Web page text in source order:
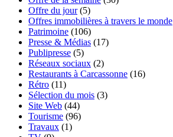
Offre du jour(5)
Offres immobilières à travers le monde
Patrimoine (106)
Presse & Médias (17)
Publipresse (5)
Réseaux sociaux (2)
Restaurants à Carcassonne (16)
Rétro (11)
Sélection du mois (3)
Site Web (44)
Tourisme (96)
Travaux (1)